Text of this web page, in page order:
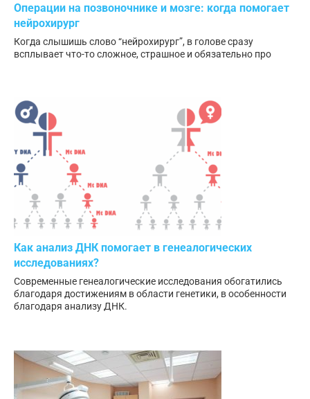
Операции на позвоночнике и мозге: когда помогает
нейрохирург
Когда слышишь слово “нейрохирург”, в голове сразу
всплывает что-то сложное, страшное и обязательно про
Как анализ ДНК помогает в генеалогических
исследованиях?
Современные генеалогические исследования обогатились
благодаря достижениям в области генетики, в особенности
благодаря анализу ДНК.